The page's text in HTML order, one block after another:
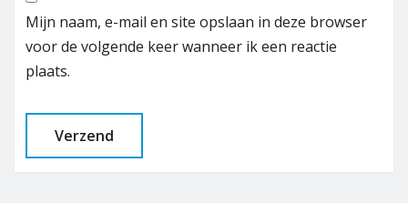
Mijn naam, e-mail en site opslaan in deze browser
voor de volgende keer wanneer ik een reactie
plaats.